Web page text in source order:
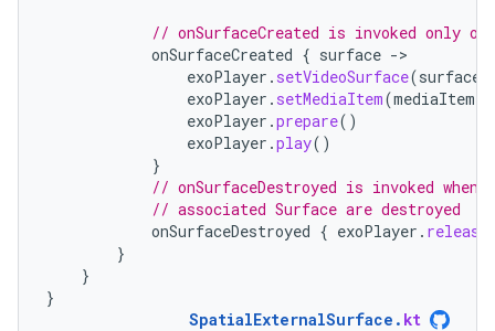
// onSurfaceCreated is invoked only
onSurfaceCreated { surface -
exoPlayer . setVideoSurface(surface
exoPlayer . setMediaItem(mediaItem
exoPlayer .prepare()
exoPlayer .play()
}
// onSurfaceDestroyed is invoked
// associated Surface are destroyed
onSurfaceDestroyed { exoPlayer . release
}
}
}
SpatialExternalSurface . kt